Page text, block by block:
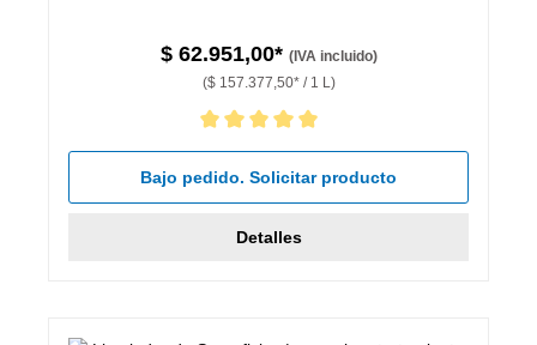
$ 62.951,00* (IVA incluido)
($ 157.377,50* / 1 L)
Calificación promedio de 5 de 5 estrellas
Bajo pedido. Solicitar producto
Detalles